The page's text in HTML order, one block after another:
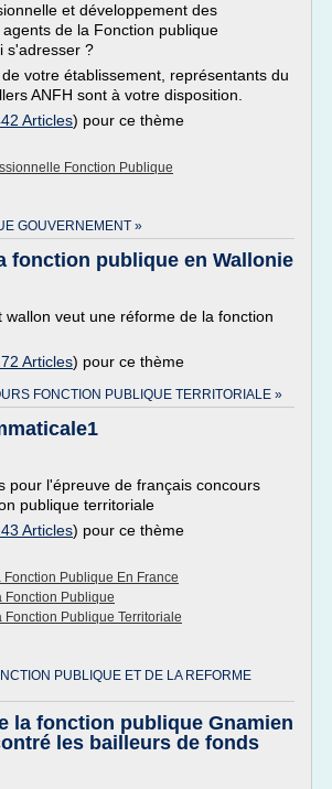
et développement des
de la Fonction publique
s'adresser ?
votre établissement, représentants du
ANFH sont à votre disposition.
Articles) pour ce thème
Fonction Publique
GOUVERNEMENT »
fonction publique en Wallonie
wallon veut une réforme de la fonction
Articles) pour ce thème
FONCTION PUBLIQUE TERRITORIALE »
pour l'épreuve de français concours
publique territoriale
Articles) pour ce thème
Publique En France
Fonction Publique
Fonction Publique Territoriale
PUBLIQUE ET DE LA REFORME
la fonction publique Gnamien
les bailleurs de fonds